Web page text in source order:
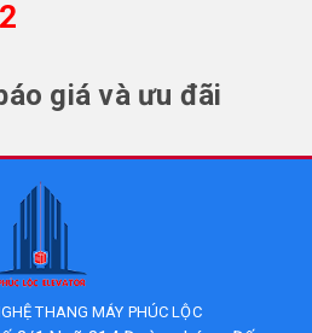
giá và ưu đãi
THANG MÁY PHÚC LỘC